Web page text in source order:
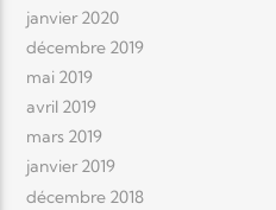
janvier 2020
décembre 2019
mai 2019
avril 2019
mars 2019
janvier 2019
décembre 2018